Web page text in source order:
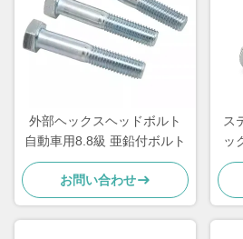
外部ヘックスヘッドボルト
自動車用8.8級 亜鉛付ボルト
お問い合わせ
ス
ッ